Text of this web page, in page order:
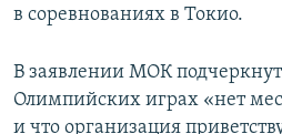
в соревнованиях в Токио.
В заявлении МОК
Олимпийских играх «нет
и что организация